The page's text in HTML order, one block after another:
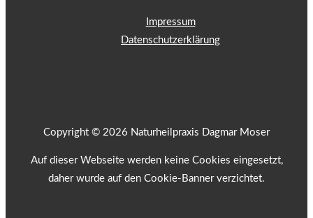
Impressum
Datenschutzerklärung
Copyright © 2026 Naturheilpraxis Dagmar Moser
Auf dieser Webseite werden keine Cookies eingesetzt,
daher wurde auf den Cookie-Banner verzichtet.